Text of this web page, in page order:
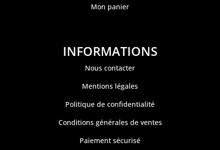
Mon panier
INFORMATIONS
Nous contacter
Mentions légales
Politique de confidentialité
Conditions générales de ventes
Paiement sécurisé